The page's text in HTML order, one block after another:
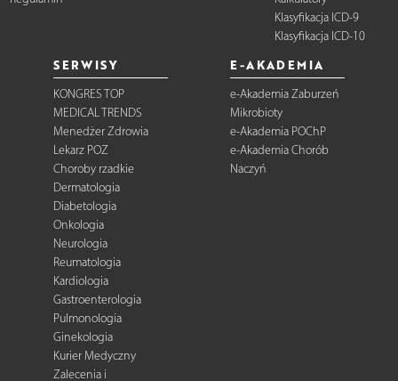
Klasyfikacja ICD-9
Klasyfikacja ICD-10
SERWISY
KONGRES TOP
MEDICAL TRENDS
Menedżer Zdrowia
Lekarz POZ
Choroby rzadkie
Dermatologia
Diabetologia
Onkologia
Neurologia
Reumatologia
Kardiologia
Gastroenterologia
Pulmonologia
Ginekologia
Kurier Medyczny
Zalecenia i
E-AKADEMIA
e-Akademia Zaburzeń
Mikrobioty
e-Akademia POChP
e-Akademia Chorób
Naczyń